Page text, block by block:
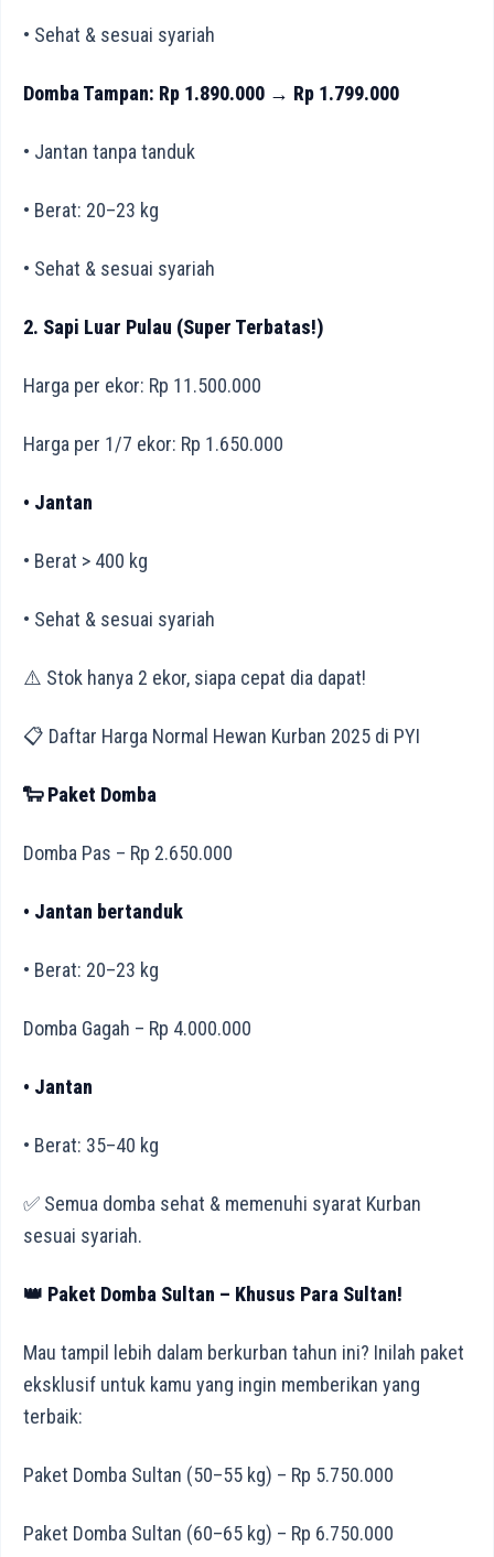
• Sehat & sesuai syariah
Domba Tampan: Rp 1.890.000 → Rp 1.799.000
• Jantan tanpa tanduk
• Berat: 20–23 kg
• Sehat & sesuai syariah
2. Sapi Luar Pulau (Super Terbatas!)
Harga per ekor: Rp 11.500.000
Harga per 1/7 ekor: Rp 1.650.000
• Jantan
• Berat > 400 kg
• Sehat & sesuai syariah
⚠️ Stok hanya 2 ekor, siapa cepat dia dapat!
📋 Daftar Harga Normal Hewan Kurban 2025 di PYI
🐑 Paket Domba
Domba Pas – Rp 2.650.000
• Jantan bertanduk
• Berat: 20–23 kg
Domba Gagah – Rp 4.000.000
• Jantan
• Berat: 35–40 kg
✅ Semua domba sehat & memenuhi syarat Kurban
sesuai syariah.
👑 Paket Domba Sultan – Khusus Para Sultan!
Mau tampil lebih dalam berkurban tahun ini? Inilah paket
eksklusif untuk kamu yang ingin memberikan yang
terbaik:
Paket Domba Sultan (50–55 kg) – Rp 5.750.000
Paket Domba Sultan (60–65 kg) – Rp 6.750.000